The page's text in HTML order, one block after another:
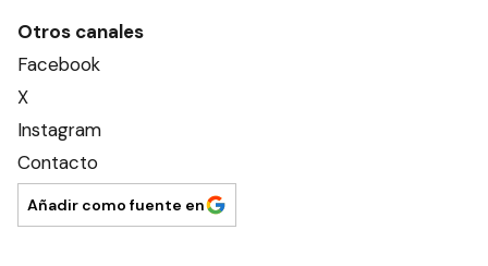
Otros canales
Facebook
X
Instagram
Contacto
Añadir como fuente en